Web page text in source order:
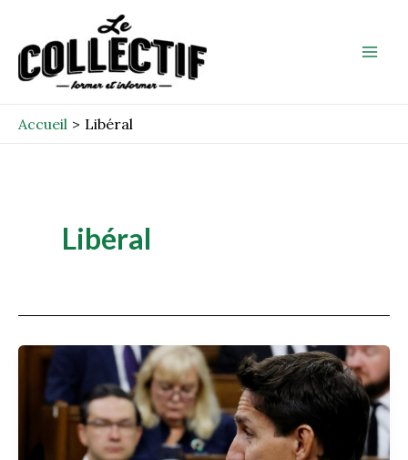
contenu
Accueil Libéral
Libéral